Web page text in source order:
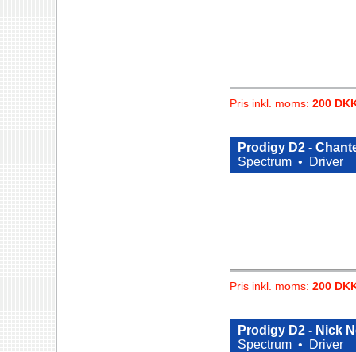
Pris inkl. moms: 200
Prodigy D2 -
Spectrum •
Driver
Pris inkl. moms: 200
Prodigy D2 - Nick
Spectrum •
Driver